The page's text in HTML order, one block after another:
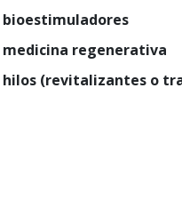
bioestimuladores
regenerativa
(revitalizantes o